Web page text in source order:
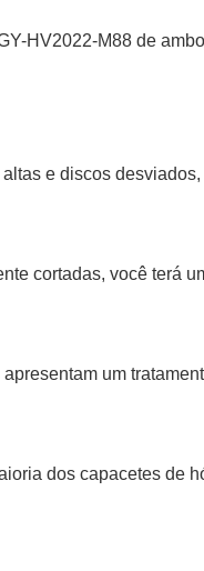
HV2022-M88 de
e discos
cortadas, você terá
um
dos capacetes de